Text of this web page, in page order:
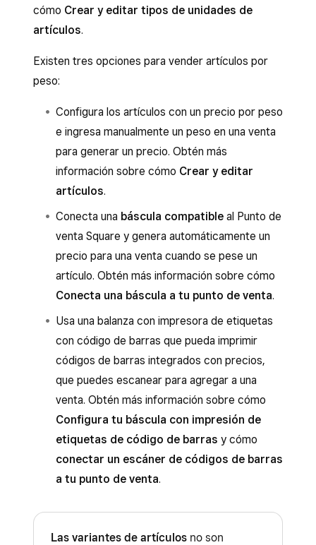
cómo Crear y editar tipos de unidades de
artículos.
Existen tres opciones para vender artículos por
peso:
Configura los artículos con un precio por peso
e ingresa manualmente un peso en una venta
para generar un precio. Obtén más
información sobre cómo Crear y editar
artículos.
Conecta una báscula compatible al Punto de
venta Square y genera automáticamente un
precio para una venta cuando se pese un
artículo. Obtén más información sobre cómo
Conecta una báscula a tu punto de venta.
Usa una balanza con impresora de etiquetas
con código de barras que pueda imprimir
códigos de barras integrados con precios,
que puedes escanear para agregar a una
venta. Obtén más información sobre cómo
Configura tu báscula con impresión de
etiquetas de código de barras y cómo
conectar un escáner de códigos de barras
a tu punto de venta.
Las variantes de artículos no son